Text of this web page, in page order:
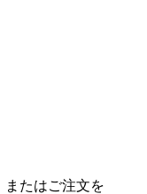
たはご注文を